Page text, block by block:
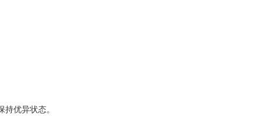
优异状态。